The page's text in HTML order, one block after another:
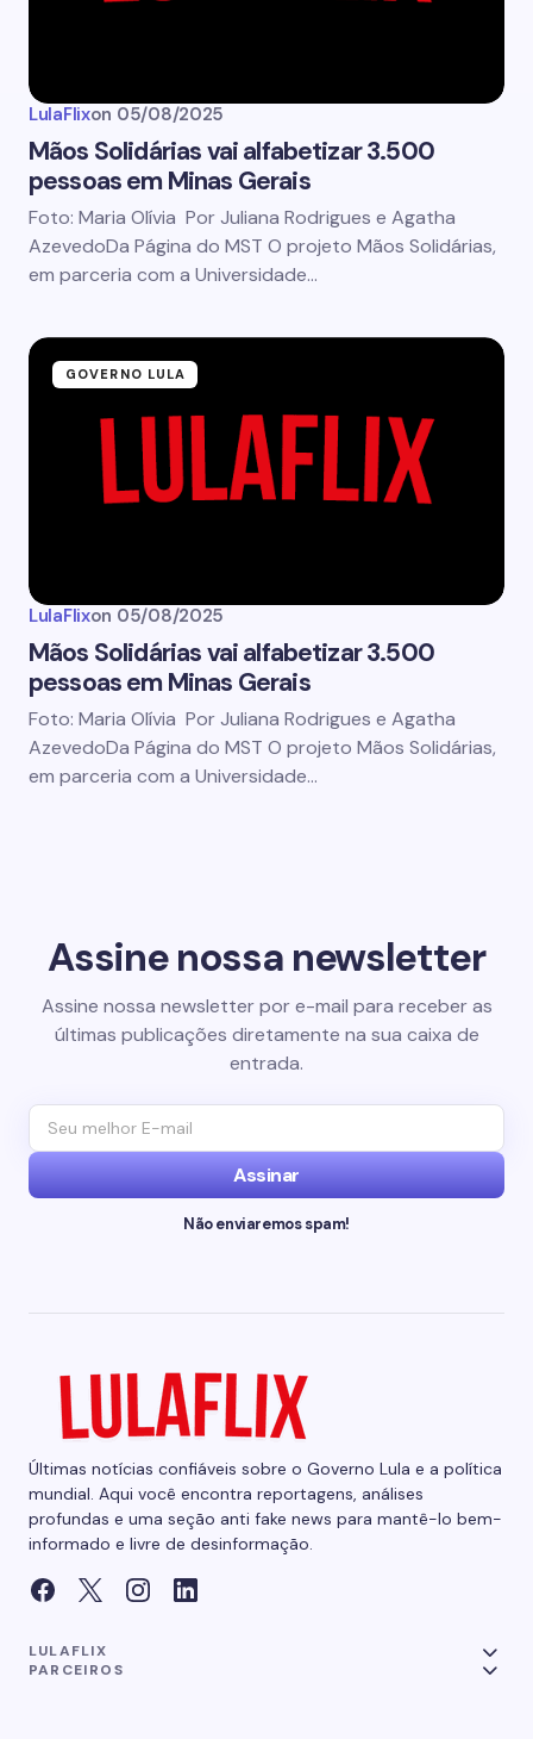
LulaFlixon 05/08/2025
Mãos Solidárias vai alfabetizar 3.500
pessoas em Minas Gerais
Foto: Maria Olívia Por Juliana Rodrigues e Agatha
AzevedoDa Página do MST O projeto Mãos Solidárias,
em parceria com a Universidade…
GOVERNO LULA
LulaFlixon 05/08/2025
Mãos Solidárias vai alfabetizar 3.500
pessoas em Minas Gerais
Foto: Maria Olívia Por Juliana Rodrigues e Agatha
AzevedoDa Página do MST O projeto Mãos Solidárias,
em parceria com a Universidade…
Assine nossa newsletter
Assine nossa newsletter por e-mail para receber as
últimas publicações diretamente na sua caixa de
entrada.
Assinar
Não enviaremos spam!
Últimas notícias confiáveis sobre o Governo Lula e a política
mundial. Aqui você encontra reportagens, análises
profundas e uma seção anti fake news para mantê-lo bem-
informado e livre de desinformação.
LULAFLIX
PARCEIROS